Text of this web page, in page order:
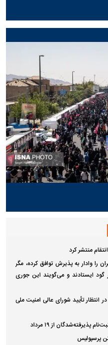
منتشر کرد
را وادار به پذیرش توافق کرده، مگر
گود ایستادند و می‌گویند این جوری
انتظار تأیید شورای عالی امنیت ملی
از ۱۹ مرداد
پرسپولیس